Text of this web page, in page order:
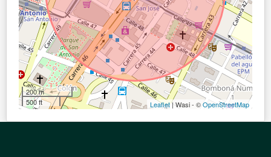
200 m
500 ft
Leaflet| Wasi - ©OpenStreetMap